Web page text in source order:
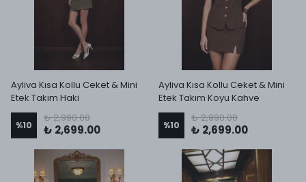
Ayliva Kısa Kollu Ceket & Mini
Etek Takım Haki
%10
₺ 2,990.00
₺ 2,699.00
Ayliva Kısa Kollu Ceket & Mini
Etek Takım Koyu Kahve
%10
₺ 2,990.00
₺ 2,699.00